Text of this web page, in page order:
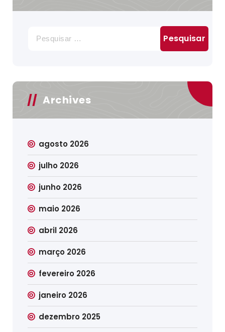
por:
Archives
agosto 2026
julho 2026
junho 2026
maio 2026
abril 2026
março 2026
fevereiro 2026
janeiro 2026
dezembro 2025